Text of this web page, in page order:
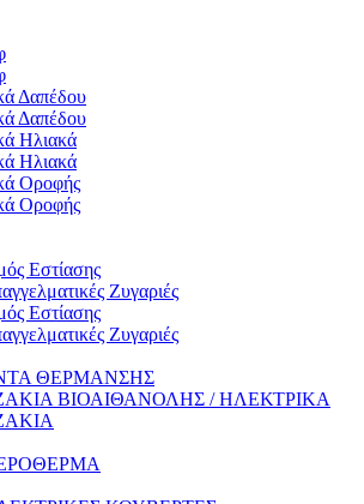
Δαπέδου
Δαπέδου
Ηλιακά
Ηλιακά
Οροφής
Οροφής
Εστίασης
Ζυγαριές
Εστίασης
Ζυγαριές
ΘΕΡΜΑΝΣΗΣ
ΒΙΟΑΙΘΑΝΟΛΗΣ / ΗΛΕΚΤΡΙΚΑ